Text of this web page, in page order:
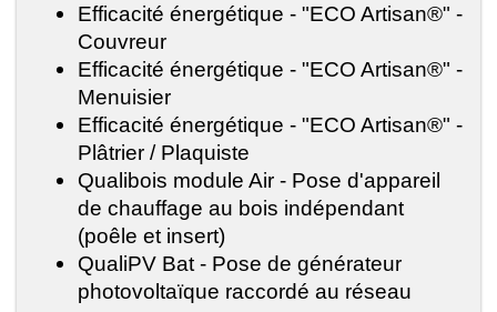
Efficacité énergétique - "ECO Artisan®" -
Couvreur
Efficacité énergétique - "ECO Artisan®" -
Menuisier
Efficacité énergétique - "ECO Artisan®" -
Plâtrier / Plaquiste
Qualibois module Air - Pose d'appareil
de chauffage au bois indépendant
(poêle et insert)
QualiPV Bat - Pose de générateur
photovoltaïque raccordé au réseau